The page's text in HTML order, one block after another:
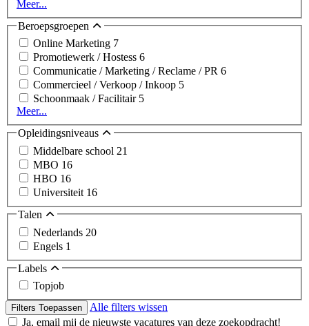
Meer...
Beroepsgroepen
Online Marketing 7
Promotiewerk / Hostess 6
Communicatie / Marketing / Reclame / PR 6
Commercieel / Verkoop / Inkoop 5
Schoonmaak / Facilitair 5
Meer...
Opleidingsniveaus
Middelbare school 21
MBO 16
HBO 16
Universiteit 16
Talen
Nederlands 20
Engels 1
Labels
Topjob
Filters Toepassen
Alle filters wissen
Ja, email mij de nieuwste vacatures van deze zoekopdracht!